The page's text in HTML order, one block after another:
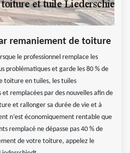
remaniement de toiture
le professionnel remplace les
problématiques et garde les 80 % de
toiture en tuiles, les tuiles
remplacées par des nouvelles afin de
et rallonger sa durée de vie et à
n’est économiquement rentable que
remplacé ne dépasse pas 40 % de
de votre toiture, appelez le